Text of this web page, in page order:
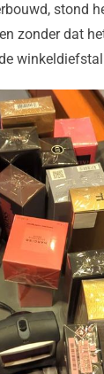
stond
zonder dat